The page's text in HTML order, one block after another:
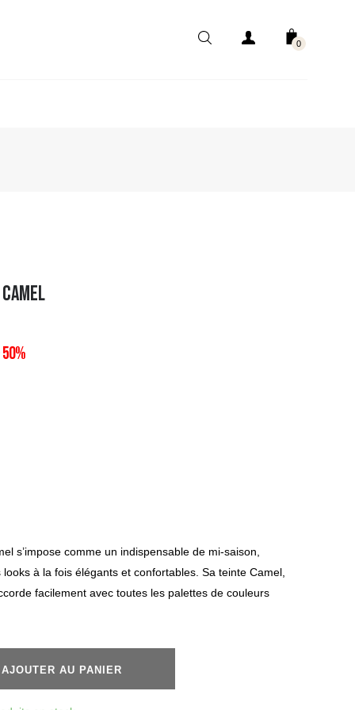
0
s’impose comme un indispensable de mi-saison,
à la fois élégants et confortables. Sa teinte Camel,
facilement avec toutes les palettes de couleurs
AJOUTER AU PANIER